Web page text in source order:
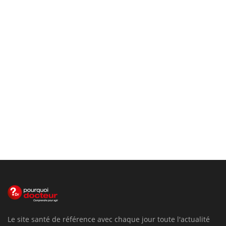
Le site santé de référence avec chaque jour toute l'actualité